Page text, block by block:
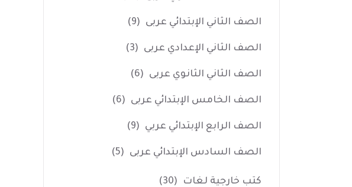
الصف الثاني الإبتدائي عربى (9)
الصف الثاني الإعدادي عربى (3)
الصف الثاني الثانوي عربى (6)
الصف الخامس الإبتدائي عربى (6)
الصف الرابع الإبتدائي عربي (9)
الصف السادس الإبتدائي عربى (5)
كتب خارجية لغات (30)